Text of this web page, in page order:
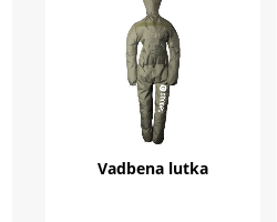
Vadbena lutka